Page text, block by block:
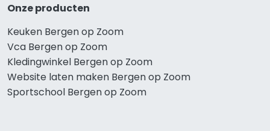
Onze producten
Keuken Bergen op Zoom
Vca Bergen op Zoom
Kledingwinkel Bergen op Zoom
Website laten maken Bergen op Zoom
Sportschool Bergen op Zoom